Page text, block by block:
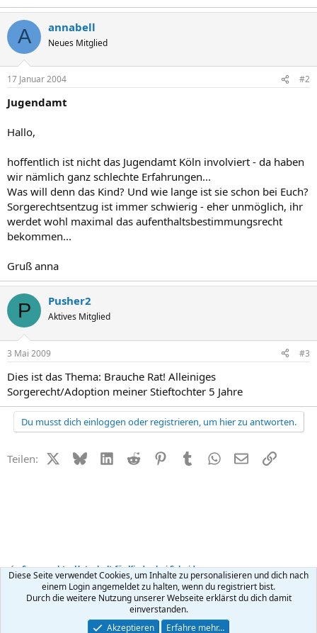
A annabell
Neues Mitglied
17 Januar 2004 #2
Jugendamt
Hallo,
hoffentlich ist nicht das Jugendamt Köln involviert - da haben
wir nämlich ganz schlechte Erfahrungen...
Was will denn das Kind? Und wie lange ist sie schon bei Euch?
Sorgerechtsentzug ist immer schwierig - eher unmöglich, ihr
werdet wohl maximal das aufenthaltsbestimmungsrecht
bekommen...
Gruß anna
P Pusher2
Aktives Mitglied
3 Mai 2009 #3
Dies ist das Thema: Brauche Rat! Alleiniges
Sorgerecht/Adoption meiner Stieftochter 5 Jahre
Du musst dich einloggen oder registrieren, um hier zu antworten.
Teilen: X (Twitter)
BlueskyLinkedIn
Reddit PinterestTumblr WhatsApp
E-MailLink
Sorgerecht + Unterhalt für Kinder bei Scheidung
Kontakt Nutzungsbedingungen Datenschutz Hilfe
R
Community platform by XenForo ® © 2010-2026 XenForo Ltd.
Diese Seite verwendet Cookies, um Inhalte zu personalisieren und dich nach
einem Login angemeldet zu halten, wenn du registriert bist.
Durch die weitere Nutzung unserer Webseite erklärst du dich damit
einverstanden.
Akzeptieren
Erfahre mehr…